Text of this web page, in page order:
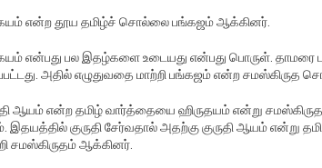
என்ற தூய தமிழ்ச் சொல்லை பங்கஜம் ஆக்கினர்.
என்பது பல இதழ்களை உடையது என்பது பொருள்.
அதில் எழுதுவதை மாற்றி பங்கஜம் என்ற சமஸ்கிருத
ஆயம் என்ற தமிழ் வார்த்தையை ஹிருதயம் என்று
இதயத்தில் குருதி சேர்வதால் அதற்கு குருதி ஆயம் என்று
சமஸ்கிருதம் ஆக்கினர்.